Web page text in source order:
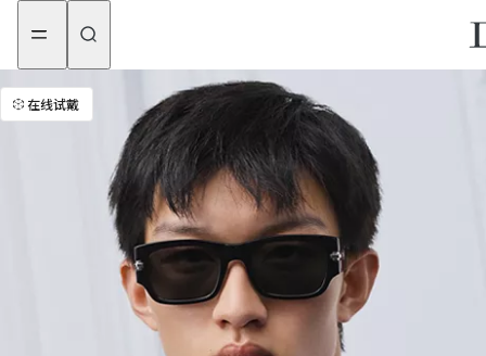
aria_goToMenu
aria_goToContent
在线试戴